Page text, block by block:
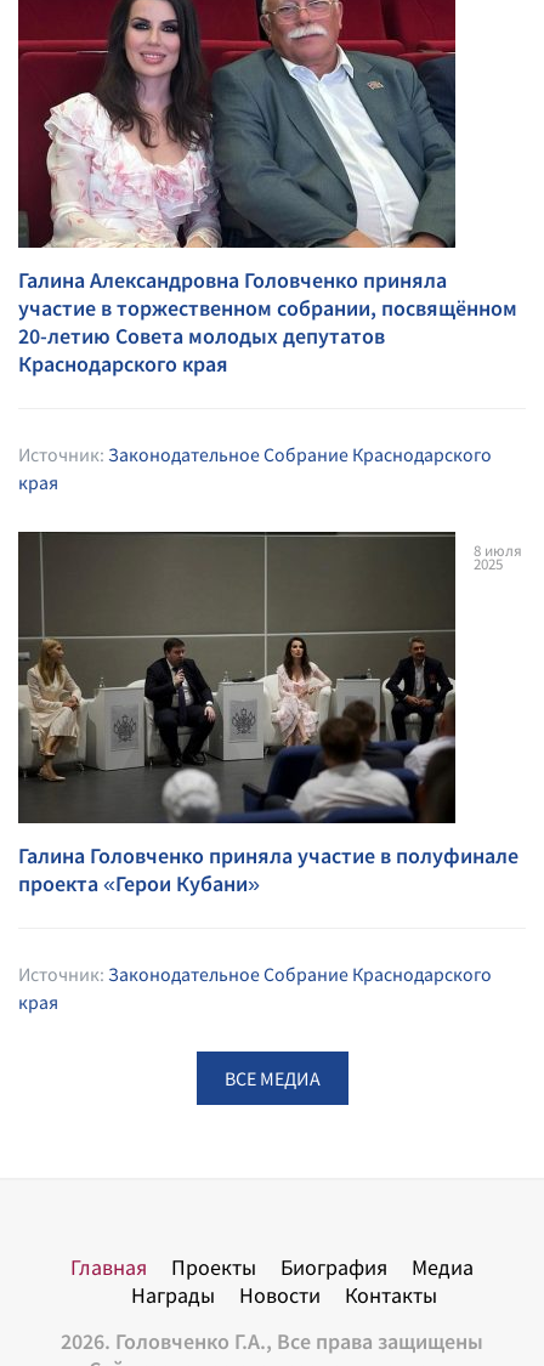
Галина Александровна Головченко приняла
участие в торжественном собрании, посвящённом
20-летию Совета молодых депутатов
Краснодарского края
Источник: Законодательное Собрание Краснодарского
края
8 июля
2025
Галина Головченко приняла участие в полуфинале
проекта «Герои Кубани»
Источник: Законодательное Собрание Краснодарского
края
ВСЕ МЕДИА
2026. Головченко Г.А., Все права защищены
Главная Проекты Биография
Медиа
Награды
Новости Контакты